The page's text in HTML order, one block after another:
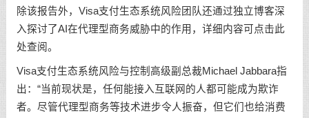
除该报告外，Visa支付生态系统风险团队还通过独立博客深
入探讨了AI在代理型商务威胁中的作用， 详细内容可点击此
处查阅。
Visa支付生态系统风险与控制高级副总裁Michael Jabbara指
出：“当前现状是，任何能接入互联网的人都可能成为欺诈
者。尽管代理型商务等技术进步令人振奋，但它们也给消费